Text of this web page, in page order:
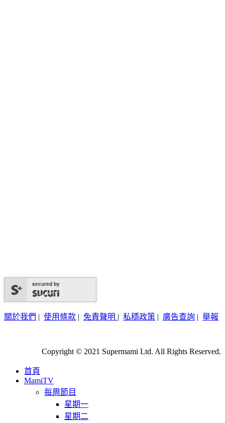
secured by
關於我們 | 使用條款 | 免責聲明 | 私穩政策 | 廣告查詢 | 舉報
Copyright © 2021 Supermami Ltd. All Rights Reserved.
首頁
MamiTV
每周節目
星期一
星期二